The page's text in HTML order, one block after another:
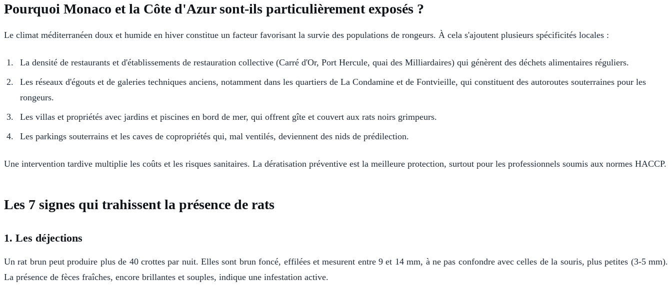
Pourquoi Monaco et la Côte d'Azur sont-ils particulièrement exposés ?
Le climat méditerranéen doux et humide en hiver constitue un facteur favorisant la survie des populations de rongeurs. À cela s'ajoutent plusieurs spécificités locales :
La densité de restaurants et d'établissements de restauration collective (Carré d'Or, Port Hercule, quai des Milliardaires) qui génèrent des déchets alimentaires réguliers.
Les réseaux d'égouts et de galeries techniques anciens, notamment dans les quartiers de La Condamine et de Fontvieille, qui constituent des autoroutes souterraines pour les
rongeurs.
Les villas et propriétés avec jardins et piscines en bord de mer, qui offrent gîte et couvert aux rats noirs grimpeurs.
Les parkings souterrains et les caves de copropriétés qui, mal ventilés, deviennent des nids de prédilection.
Une intervention tardive multiplie les coûts et les risques sanitaires. La dératisation préventive est la meilleure protection, surtout pour les professionnels soumis aux normes HACCP.
Les 7 signes qui trahissent la présence de rats
1. Les déjections
Un rat brun peut produire plus de 40 crottes par nuit. Elles sont brun foncé, effilées et mesurent entre 9 et 14 mm, à ne pas confondre avec celles de la souris, plus petites (3-5 mm).
La présence de fèces fraîches, encore brillantes et souples, indique une infestation active.